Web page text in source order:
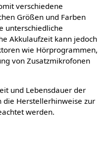
verschiedene
Größen und Farben
unterschiedliche
Akkulaufzeit kann jedoch
wie Hörprogrammen,
von Zusatzmikrofonen
und Lebensdauer der
die Herstellerhinweise zur
werden.